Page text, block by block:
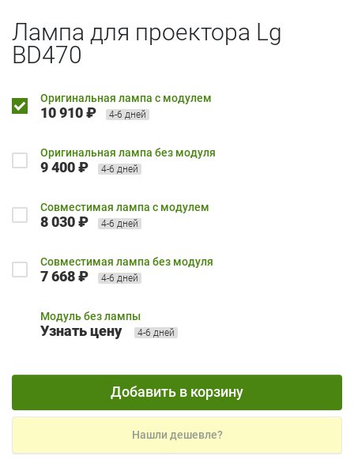
Лампа для проектора Lg
BD470
Оригинальная лампа с модулем
10 910 ₽ 4-6 дней
Оригинальная лампа без модуля
9 400 ₽ 4-6 дней
Совместимая лампа с модулем
8 030 ₽ 4-6 дней
Совместимая лампа без модуля
7 668 ₽ 4-6 дней
Модуль без лампы
Узнать цену 4-6 дней
Добавить в корзину
Нашли дешевле?